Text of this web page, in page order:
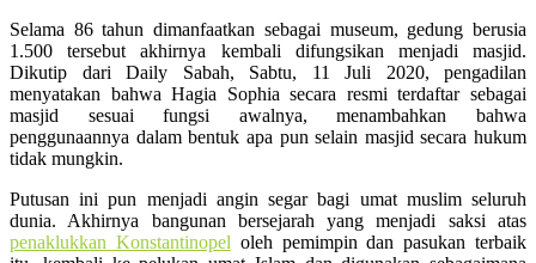
Selama 86 tahun dimanfaatkan sebagai museum, gedung berusia
1.500 tersebut akhirnya kembali difungsikan menjadi masjid.
Dikutip dari Daily Sabah, Sabtu, 11 Juli 2020, pengadilan
menyatakan bahwa Hagia Sophia secara resmi terdaftar sebagai
masjid sesuai fungsi awalnya, menambahkan bahwa
penggunaannya dalam bentuk apa pun selain masjid secara hukum
tidak mungkin.
Putusan ini pun menjadi angin segar bagi umat muslim seluruh
dunia. Akhirnya bangunan bersejarah yang menjadi saksi atas
penaklukkan Konstantinopel oleh pemimpin dan pasukan terbaik